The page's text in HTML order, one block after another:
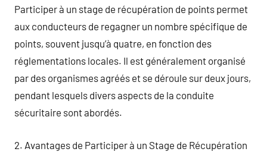
Participer à un stage de récupération de points permet
aux conducteurs de regagner un nombre spécifique de
points, souvent jusqu’à quatre, en fonction des
réglementations locales. Il est généralement organisé
par des organismes agréés et se déroule sur deux jours,
pendant lesquels divers aspects de la conduite
sécuritaire sont abordés.
2. Avantages de Participer à un Stage de Récupération